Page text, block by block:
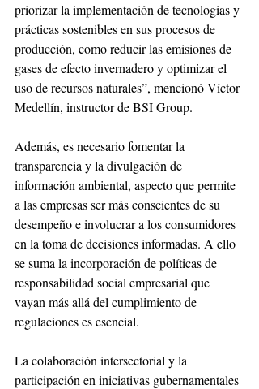
priorizar la implementación de tecnologías y
prácticas sostenibles en sus procesos de
producción, como reducir las emisiones de
gases de efecto invernadero y optimizar el
uso de recursos naturales”, mencionó Víctor
Medellín, instructor de BSI Group.
Además, es necesario fomentar la
transparencia y la divulgación de
información ambiental, aspecto que permite
a las empresas ser más conscientes de su
desempeño e involucrar a los consumidores
en la toma de decisiones informadas. A ello
se suma la incorporación de políticas de
responsabilidad social empresarial que
vayan más allá del cumplimiento de
regulaciones es esencial.
La colaboración intersectorial y la
participación en iniciativas gubernamentales